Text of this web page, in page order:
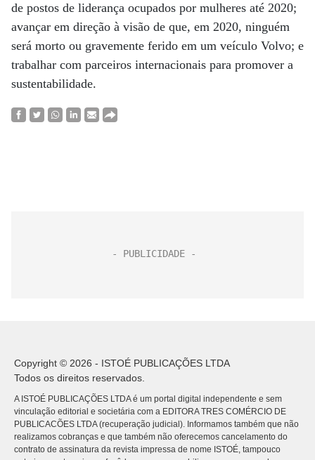
de postos de liderança ocupados por mulheres até 2020;
avançar em direção à visão de que, em 2020, ninguém
será morto ou gravemente ferido em um veículo Volvo; e
trabalhar com parceiros internacionais para promover a
sustentabilidade.
Copyright © 2026 - ISTOÉ PUBLICAÇÕES LTDA
Todos os direitos reservados.
A ISTOÉ PUBLICAÇÕES LTDA é um portal digital independente e sem
vinculação editorial e societária com a EDITORA TRES COMÉRCIO DE
PUBLICACÕES LTDA (recuperação judicial). Informamos também que não
realizamos cobranças e que também não oferecemos cancelamento do
contrato de assinatura da revista impressa de nome ISTOÉ, tampouco